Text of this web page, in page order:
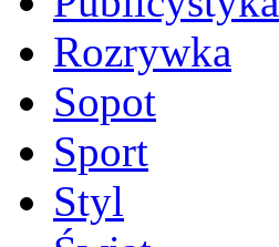
Rozrywka
Sopot
Sport
Styl